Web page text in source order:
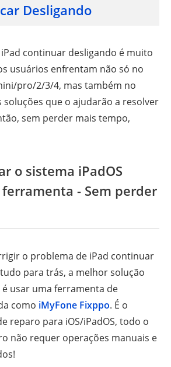
Desligando
continuar desligando é muito
usuários enfrentam não só no
pro/2/3/4, mas também no
soluções que o ajudarão a resolver
sem perder mais tempo,
o sistema iPadOS
- Sem perder
o problema de iPad continuar
para trás, a melhor solução
usar uma ferramenta de
como iMyFone Fixppo. É o
reparo para iOS/iPadOS, todo o
não requer operações manuais e